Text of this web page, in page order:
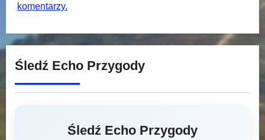
komentarzy.
Śledź Echo Przygody
Śledź Echo Przygody